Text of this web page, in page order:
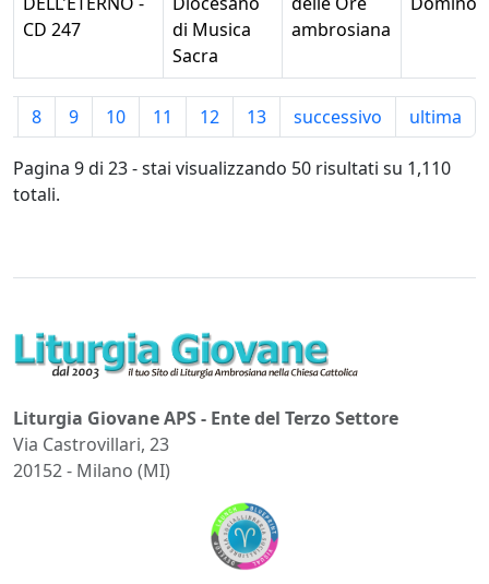
CD 247
di Musica
Sacra
ambrosiana
8 9 10 11 12 13 successivo ultima
Pagina 9 di 23 - stai visualizzando 50 risultati su 1,110
totali.
Liturgia Giovane APS - Ente del Terzo Settore
Via Castrovillari, 23
20152 - Milano (MI)